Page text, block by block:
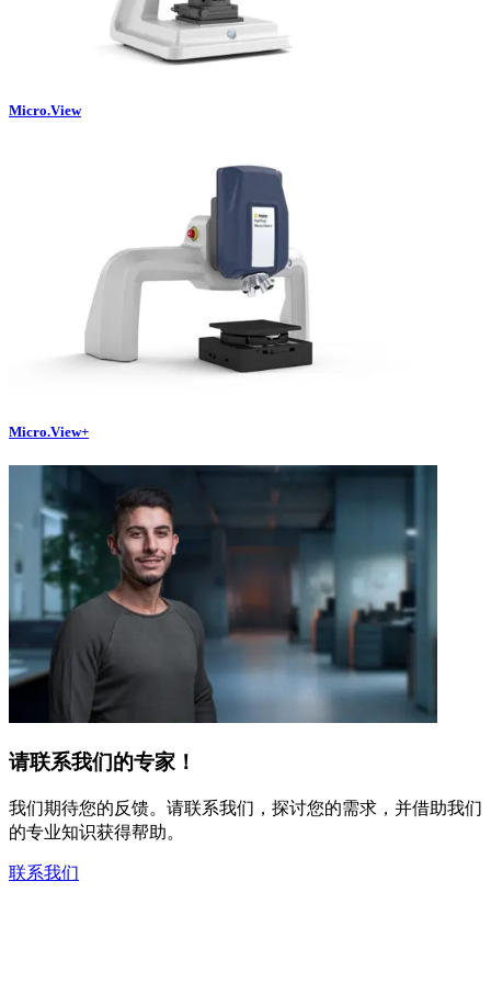
Micro.View
Micro.View+
请联系我们的专家！
我们期待您的反馈。请联系我们，探讨您的需求，并借助我们
的专业知识获得帮助。
联系我们